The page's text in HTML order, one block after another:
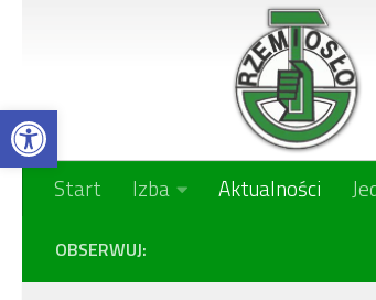
Open toolbar
Start Izba Aktualności
OBSERWUJ: